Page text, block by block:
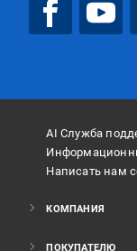
AI Служба
Написать нам
КОМПАНИЯ
ПОКУПАТЕЛЮ